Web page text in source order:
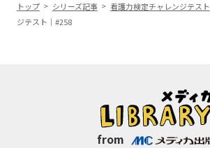
トップ シリーズ記事 看護力検定チャレンジテスト
ジテスト｜#258
from